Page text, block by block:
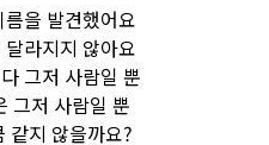
을 발견했어요
라지지 않아요
그저 사람일 뿐
그저 사람일 뿐
같지 않을까요?